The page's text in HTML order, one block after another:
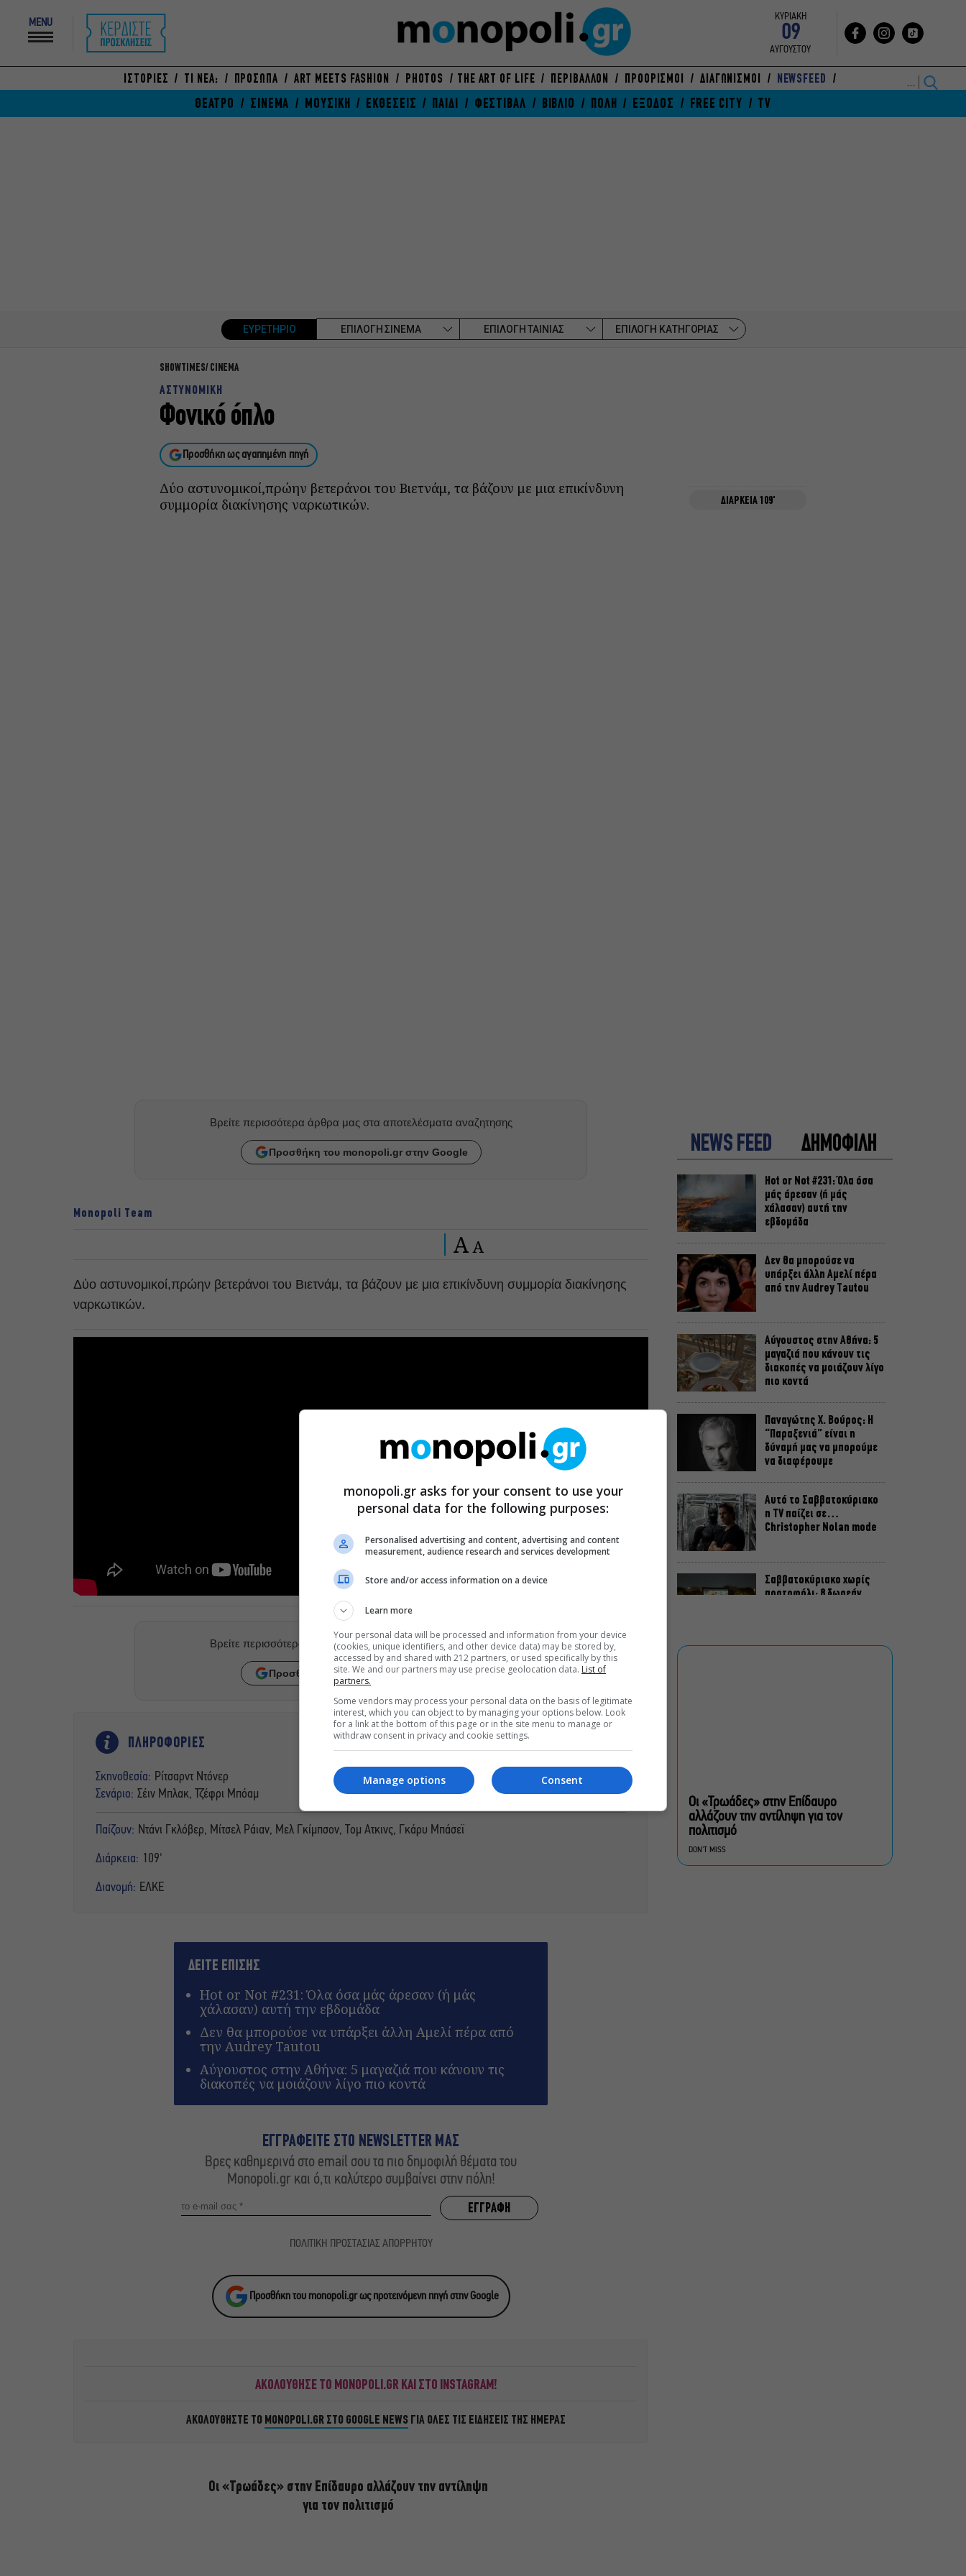
MENU
ΚΥΡΙΑΚΗ
09
ΑΥΓΟΥΣΤΟΥ
ΙΣΤΟΡΙΕΣ ΤΙ ΝΕΑ; ΠΡΟΣΩΠΑ ART MEETS FASHION PHOTOS THE ART OF LIFE ΠΕΡΙΒΑΛΛΟΝ ΠΡΟΟΡΙΣΜΟΙ ΔΙΑΓΩΝΙΣΜΟΙ NEWSFEED
ΘΕΑΤΡΟ ΣΙΝΕΜΑ ΜΟΥΣΙΚΗ ΕΚΘΕΣΕΙΣ ΠΑΙΔΙ ΦΕΣΤΙΒΑΛ ΒΙΒΛΙΟ ΠΟΛΗ ΕΞΟΔΟΣ FREE CITY TV
ΕΥΡΕΤΗΡΙΟ ΕΠΙΛΟΓΗ ΣΙΝΕΜΑ ΕΠΙΛΟΓΗ ΤΑΙΝΙΑΣ ΕΠΙΛΟΓΗ ΚΑΤΗΓΟΡΙΑΣ
SHOWTIMES CINEMA
ΑΣΤΥΝΟΜΙΚΗ
Φονικό όπλο
Προσθήκη ως αγαπημένη πηγή
Δύο αστυνομικοί,πρώην βετεράνοι του Βιετνάμ, τα βάζουν με μια επικίνδυνη
συμμορία διακίνησης ναρκωτικών.
ΔΙΑΡΚΕΙΑ 109'
Βρείτε περισσότερα άρθρα μας στα αποτελέσματα αναζητησης
Προσθήκη του monopoli.gr στην Google
Monopoli Team
A A
Δύο αστυνομικοί,πρώην βετεράνοι του Βιετνάμ, τα βάζουν με μια επικίνδυνη συμμορία διακίνησης
ναρκωτικών.
Βρείτε περισσότερα άρθρα μας στα αποτελέσματα αναζητησης
Προσθήκη του monopoli.gr στην Google
ΠΛΗΡΟΦΟΡΙΕΣ
Σκηνοθεσία: Ρίτσαρντ Ντόνερ
Σενάριο: Σέιν Μπλακ, Τζέφρι Μπόαμ
Παίζουν: Ντάνι Γκλόβερ, Μίτσελ Ράιαν, Μελ Γκίμπσον, Τομ Ατκινς, Γκάρυ Μπάσεϊ
Διάρκεια: 109'
Διανομή: ΕΛΚΕ
ΔΕΙΤΕ ΕΠΙΣΗΣ
Hot or Not #231: Όλα όσα μάς άρεσαν (ή μάς
χάλασαν) αυτή την εβδομάδα
Δεν θα μπορούσε να υπάρξει άλλη Αμελί πέρα από
την Audrey Tautou
Αύγουστος στην Αθήνα: 5 μαγαζιά που κάνουν τις
διακοπές να μοιάζουν λίγο πιο κοντά
ΕΓΓΡΑΦΕΙΤΕ ΣΤΟ NEWSLETTER ΜΑΣ
Βρες καθημερινά στο email σου τα πιο δημοφιλή θέματα του
Monopoli.gr και ό,τι καλύτερο συμβαίνει στην πόλη!
ΠΟΛΙΤΙΚΗ ΠΡΟΣΤΑΣΙΑΣ ΑΠΟΡΡΗΤΟΥ
Προσθήκη του monopoli.gr ως προτεινόμενη πηγή στην Google
ΑΚΟΛΟΥΘΗΣΕ ΤΟ MONOPOLI.GR ΚΑΙ ΣΤΟ INSTAGRAM!
ΑΚΟΛΟΥΘΗΣΤΕ ΤΟ MONOPOLI.GR ΣΤΟ GOOGLE NEWS ΓΙΑ ΟΛΕΣ ΤΙΣ ΕΙΔΗΣΕΙΣ ΤΗΣ ΗΜΕΡΑΣ
Οι «Τρωάδες» στην Επίδαυρο αλλάζουν την αντίληψη
για τον πολιτισμό
NEWS FEED ΔΗΜΟΦΙΛΗ
Hot or Not #231: Όλα όσα
μάς άρεσαν (ή μάς
χάλασαν) αυτή την
εβδομάδα
Δεν θα μπορούσε να
υπάρξει άλλη Αμελί πέρα
από την Audrey Tautou
Αύγουστος στην Αθήνα: 5
μαγαζιά που κάνουν τις
διακοπές να μοιάζουν λίγο
πιο κοντά
Παναγώτης Χ. Βούρος: Η
“Παραξενιά” είναι η
δύναμή μας να μπορούμε
να διαφέρουμε
Αυτό το Σαββατοκύριακο
η TV παίζει σε…
Christopher Nolan mode
Σαββατοκύριακο χωρίς
πορτοφόλι: 8 δωρεάν
Ευαγγελική Εκκλησία
Οι «Τρωάδες» στην Επίδαυρο
αλλάζουν την αντίληψη για τον
πολιτισμό
DON'T MISS
monopoli.gr asks for your consent to use your
personal data for the following purposes:
Personalised advertising and content, advertising and content
measurement, audience research and services development
Store and/or access information on a device
Learn more
Your personal data will be processed and information from your device
(cookies, unique identifiers, and other device data) may be stored by,
accessed by and shared with 212 partners, or used specifically by this
site. We and our partners may use precise geolocation data. List of
partners.
Some vendors may process your personal data on the basis of legitimate
interest, which you can object to by managing your options below. Look
for a link at the bottom of this page or in the site menu to manage or
withdraw consent in privacy and cookie settings.
Consent
Manage options